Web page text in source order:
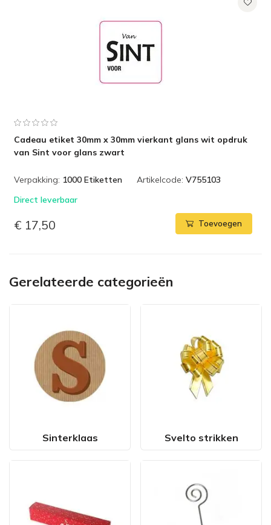
Cadeau etiket 30mm x 30mm vierkant glans wit opdruk
van Sint voor glans zwart
Verpakking: 1000 Etiketten Artikelcode: V755103
Direct leverbaar
€ 17,50 Toevoegen
Gerelateerde categorieën
Sinterklaas Svelto strikken